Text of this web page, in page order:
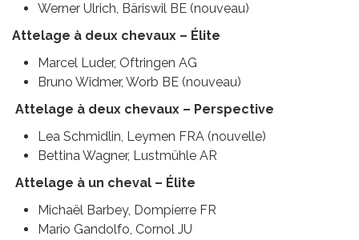
Werner Ulrich, Bäriswil BE (nouveau)
Attelage à deux chevaux – Élite
Marcel Luder, Oftringen AG
Bruno Widmer, Worb BE (nouveau)
Attelage à deux chevaux – Perspective
Lea Schmidlin, Leymen FRA (nouvelle)
Bettina Wagner, Lustmühle AR
Attelage à un cheval – Élite
Michaël Barbey, Dompierre FR
Mario Gandolfo, Cornol JU